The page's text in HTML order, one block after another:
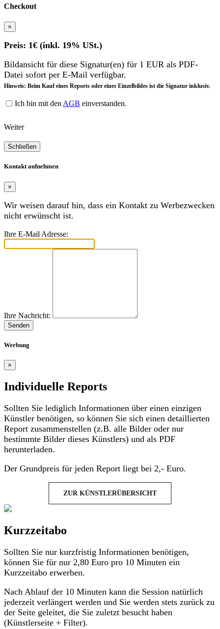
Checkout
×
Preis: 1€ (inkl. 19% USt.)
Bildansicht für diese Signatur(en) für 1 EUR als PDF-
Datei sofort per E-Mail verfügbar.
Hinweis: Beim Kauf eines Reports oder eines Einzelbildes ist die Signatur inklusiv.
Ich bin mit den AGB einverstanden.
Weiter
Schließen
Kontakt aufnehmen
×
Wir weisen darauf hin, dass ein Kontakt zu Werbezwecken
nicht erwünscht ist.
Ihre E-Mail Adresse:
Ihre Nachricht:
Senden
Werbung
×
Individuelle Reports
Sollten Sie lediglich Informationen über einen einzigen
Künstler benötigen, so können Sie sich einen detaillierten
Report zusammenstellen (z.B. alle Bilder oder nur
bestimmte Bilder dieses Künstlers) und als PDF
herunterladen.
Der Grundpreis für jeden Report liegt bei 2,- Euro.
ZUR KÜNSTLERÜBERSICHT
Kurzzeitabo
Sollten Sie nur kurzfristig Informationen benötigen,
können Sie für nur 2,80 Euro pro 10 Minuten ein
Kurzzeitabo erwerben.
Nach Ablauf der 10 Minuten kann die Session natürlich
jederzeit verlängert werden und Sie werden stets zurück zu
der Seite geleitet, die Sie zuletzt besucht haben
(Künstlerseite + Filter).